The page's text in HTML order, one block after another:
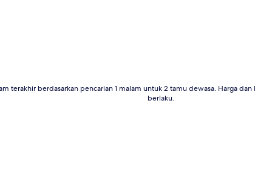
terakhir berdasarkan pencarian 1 malam untuk 2 tamu dewasa. Harga
berlaku.